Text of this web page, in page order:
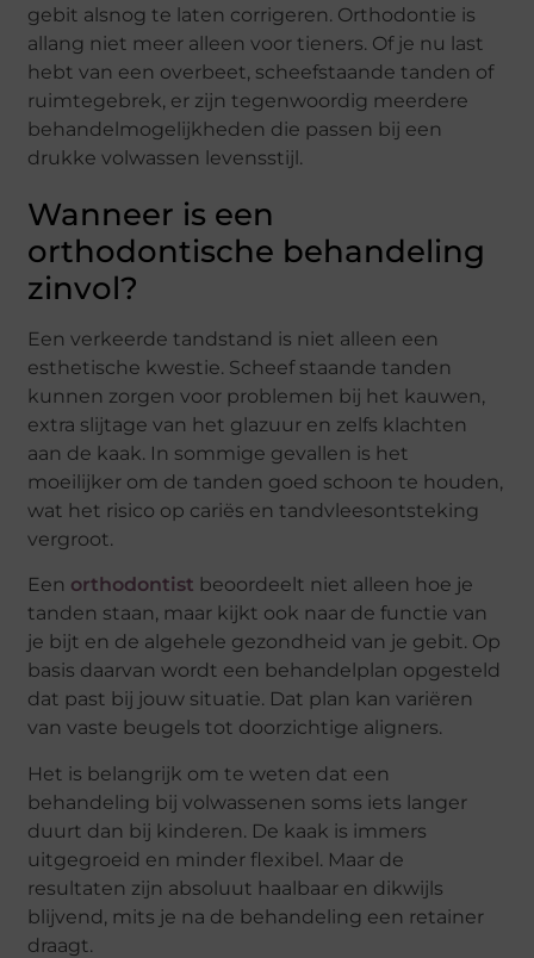
gebit alsnog te laten corrigeren. Orthodontie is
allang niet meer alleen voor tieners. Of je nu last
hebt van een overbeet, scheefstaande tanden of
ruimtegebrek, er zijn tegenwoordig meerdere
behandelmogelijkheden die passen bij een
drukke volwassen levensstijl.
Wanneer is een
orthodontische behandeling
zinvol?
Een verkeerde tandstand is niet alleen een
esthetische kwestie. Scheef staande tanden
kunnen zorgen voor problemen bij het kauwen,
extra slijtage van het glazuur en zelfs klachten
aan de kaak. In sommige gevallen is het
moeilijker om de tanden goed schoon te houden,
wat het risico op cariës en tandvleesontsteking
vergroot.
Een orthodontist beoordeelt niet alleen hoe je
tanden staan, maar kijkt ook naar de functie van
je bijt en de algehele gezondheid van je gebit. Op
basis daarvan wordt een behandelplan opgesteld
dat past bij jouw situatie. Dat plan kan variëren
van vaste beugels tot doorzichtige aligners.
Het is belangrijk om te weten dat een
behandeling bij volwassenen soms iets langer
duurt dan bij kinderen. De kaak is immers
uitgegroeid en minder flexibel. Maar de
resultaten zijn absoluut haalbaar en dikwijls
blijvend, mits je na de behandeling een retainer
draagt.